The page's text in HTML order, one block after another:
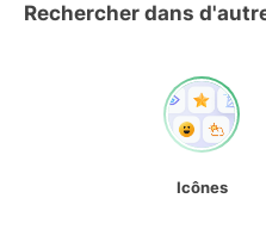
Rechercher dans
Icônes